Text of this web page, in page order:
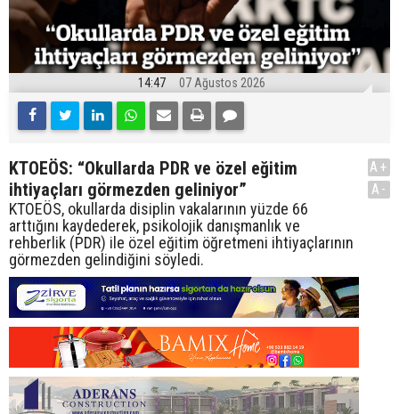
14:47 07 Ağustos 2026
KTOEÖS: “Okullarda PDR ve özel eğitim
ihtiyaçları görmezden geliniyor”
KTOEÖS, okullarda disiplin vakalarının yüzde 66
arttığını kaydederek, psikolojik danışmanlık ve
rehberlik (PDR) ile özel eğitim öğretmeni ihtiyaçlarının
görmezden gelindiğini söyledi.
A+
A-